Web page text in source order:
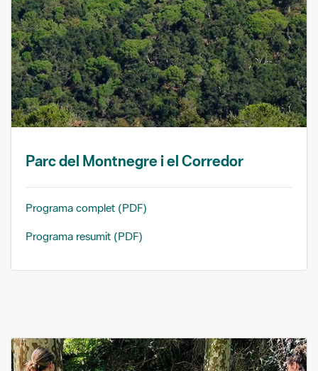
Parc del Montnegre i el Corredor
Programa complet (PDF)
Programa resumit (PDF)